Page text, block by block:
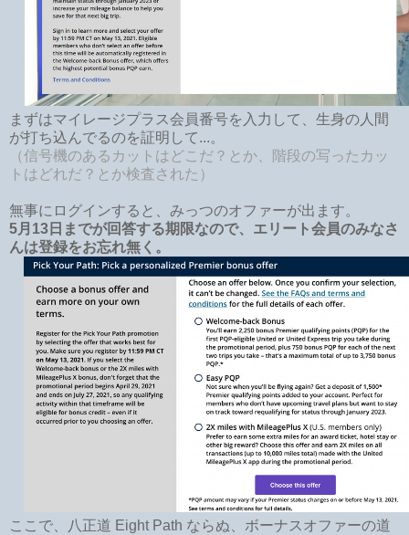
まずはマイレージプラス会員番号を入力して、生身の人間
が打ち込んでるのを証明して...。
（信号機のあるカットはどこだ？とか、階段の写ったカッ
トはどれだ？とか検査された）
無事にログインすると、みっつのオファーが出ます。
5月13日までが回答する期限なので、エリート会員のみなさ
んは登録をお忘れ無く。
ここで、八正道 Eight Path ならぬ、ボーナスオファーの道